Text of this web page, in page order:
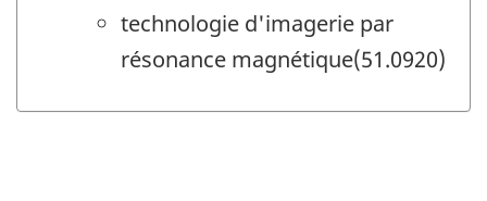
technologie d'imagerie par
résonance magnétique(51.0920)